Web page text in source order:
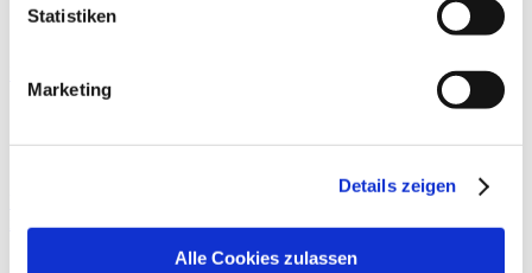
Statistiken
Marketing
Details zeigen
Alle Cookies zulassen
Programm (DMP)
Umsetzung von Beschlüssen des G-BA zur Qualitätssicherung
Nr.
Erläuterung
CQ07
nach § 136b Absatz 1 Satz 1 Nummer 1 SGB V
Gruppe